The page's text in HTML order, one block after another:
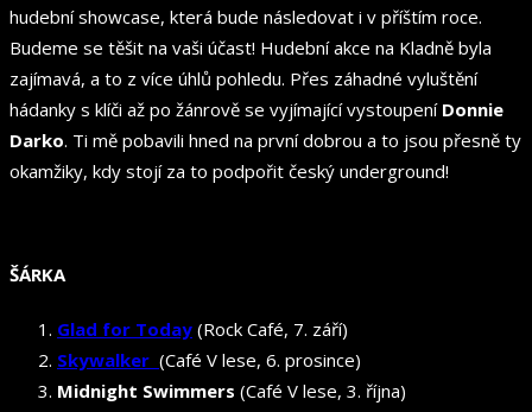
hudební showcase, která bude následovat i v příštím roce.
Budeme se těšit na vaši účast! Hudební akce na Kladně byla
zajímavá, a to z více úhlů pohledu. Přes záhadné vyluštění
hádanky s klíči až po žánrově se vyjímající vystoupení Donnie
Darko. Ti mě pobavili hned na první dobrou a to jsou přesně ty
okamžiky, kdy stojí za to podpořit český underground!
ŠÁRKA
Glad for Today (Rock Café, 7. září)
Skywalker (Café V lese, 6. prosince)
Midnight Swimmers (Café V lese, 3. října)